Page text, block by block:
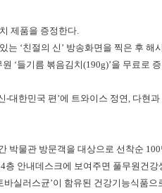
제품을 증정한다.
는 ‘친절의 신’ 방송화면을 찍은 후
‘들기름 볶음김치(190g)’을 무료로
-대한민국 편’에 트와이스 정연, 다현
박물관 방문객을 대상으로 선착순
안내데스크에 보여주면 풀무원건
바실러스균’이 함유된 건강기능식품